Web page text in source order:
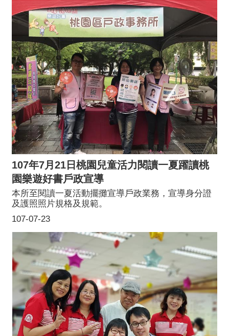
107年7月21日桃園兒童活力閱讀一夏躍讀桃
園樂遊好書戶政宣導
107-07-23
本所至閱讀一夏活動擺攤宣導戶政業務，宣導身分證
及護照照片規格及規範。